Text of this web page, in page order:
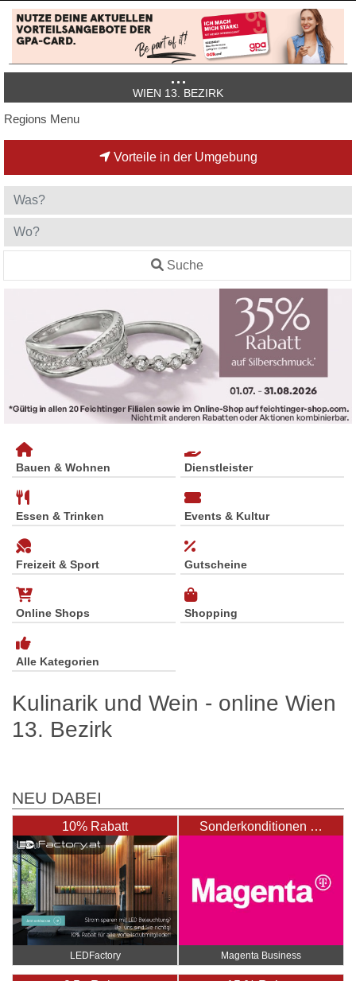
WIEN 13. BEZIRK
Regions Menu
Vorteile in der Umgebung
Suche
Bauen & Wohnen Dienstleister
Essen & Trinken Events & Kultur
Freizeit & Sport Gutscheine
Online Shops Shopping
Alle Kategorien
Kulinarik und Wein - online Wien
13. Bezirk
NEU DABEI
10% Rabatt
LEDFactory
Sonderkonditionen …
Magenta Business